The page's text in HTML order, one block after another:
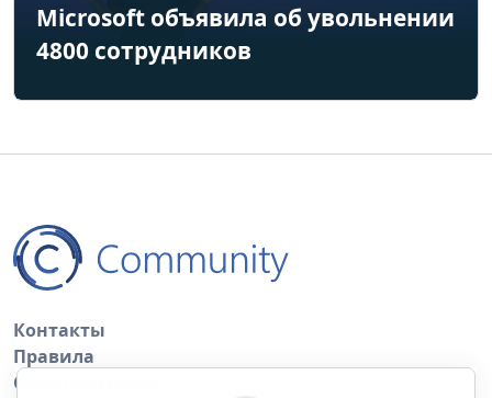
Microsoft объявила об увольнении
4800 сотрудников
Контакты
Правила
Обратная связь